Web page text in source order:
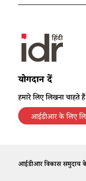
योगदान दें
हमारे लिए लिखना
आईडीआर के लिए
आईडीआर विकास समुदाय के